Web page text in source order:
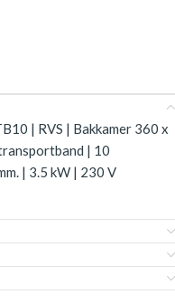
| RVS | Bakkamer 360 x
| 10
| 3.5 kW | 230 V